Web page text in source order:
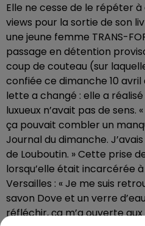
Elle ne cesse de le répé­ter
views pour la sortie de son
une jeune femme TRANS-
passage en déten­tion
coup de couteau (sur
confiée ce dimanche 10
lette a changé : elle a
luxueux n’avait pas de sens.
ça pouvait combler un
Jour­nal du dimanche.
de Loubou­tin. » Cette prise
lorsqu’elle était incar­cé­rée
Versailles : « Je me suis
savon Dove et un verre
réflé­chir, ça m’a ouverte aux